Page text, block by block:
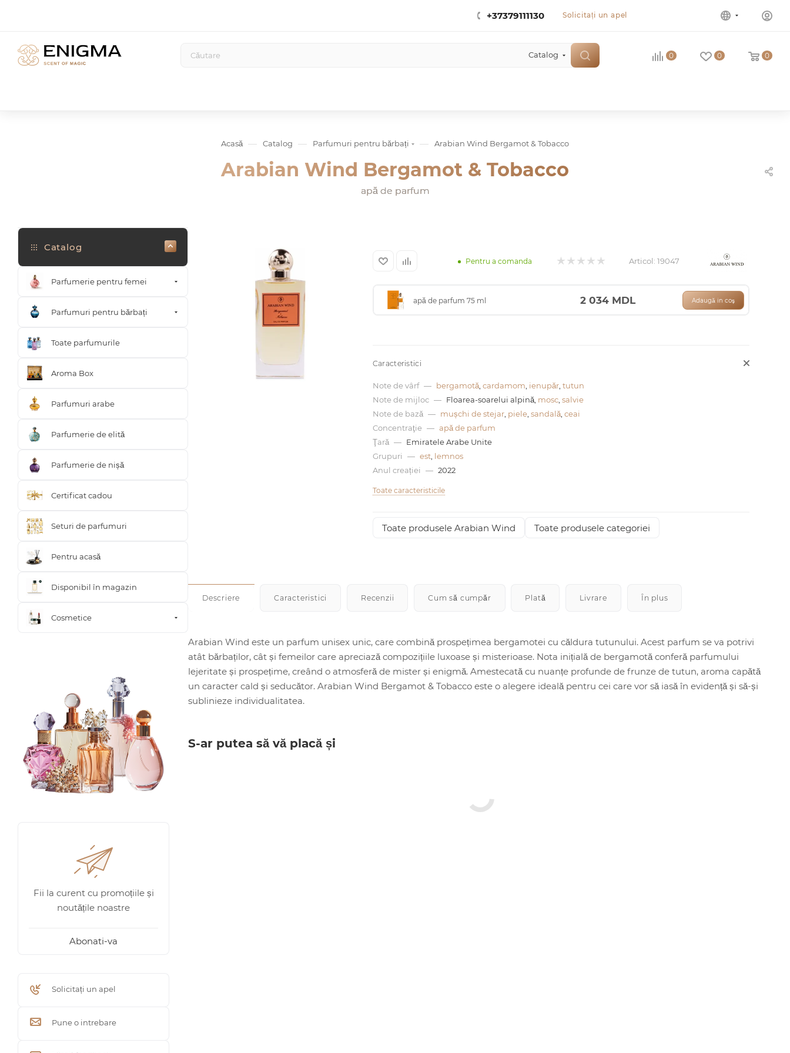
+37379111130 Solicitați un apel
Catalog 0 0 0
Acasă — Catalog — Parfumuri pentru bărbați — Arabian Wind Bergamot & Tobacco
Arabian Wind Bergamot & Tobacco
apă de parfum
Pentru a comanda Articol: 19047
apă de parfum 75 ml 2 034 MDL Adaugă in coş
Caracteristici
Note de vârf — bergamotă, cardamom ienupăr, tutun
Note de mijloc — Floarea-soarelui alpină, mosc, salvie
Note de bază — mușchi de stejar, piele, sandală, ceai
Concentraţie — apă de parfum
Ţară — Emiratele Arabe Unite
Grupuri
— est, lemnos
Anul creației
— 2022
Toate caracteristicile
Toate produsele Arabian Wind Toate produsele categoriei
Descriere Caracteristici Recenzii Cum să cumpăr Plată Livrare În plus
Arabian Wind este un parfum unisex unic, care combină prospețimea bergamotei cu căldura tutunului. Acest parfum se va potrivi
atât bărbaților, cât și femeilor care apreciază compozițiile luxoase și misterioase. Nota inițială de bergamotă conferă parfumului
lejeritate și prospețime, creând o atmosferă de mister și enigmă. Amestecată cu nuanțe profunde de frunze de tutun, aroma capătă
un caracter cald și seducător. Arabian Wind Bergamot & Tobacco este o alegere ideală pentru cei care vor să iasă în evidență și să-și
sublinieze individualitatea.
S-ar putea să vă placă și
Catalog
Parfumerie pentru femei
Parfumuri pentru bărbați
Toate parfumurile
Aroma Box
Parfumuri arabe
Parfumerie de elită
Parfumerie de nișă
Certificat cadou
Seturi de parfumuri
Pentru acasă
Disponibil în magazin
Cosmetice
Fii la curent cu promoțiile și
noutățile noastre
Abonati-va
Solicitați un apel
Pune o intrebare